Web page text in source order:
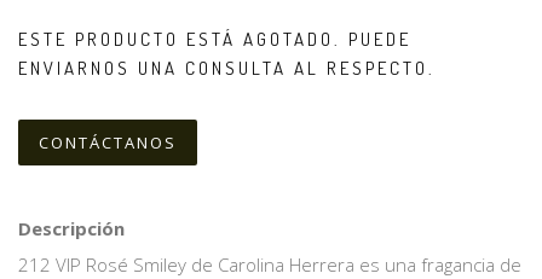
ESTE PRODUCTO ESTÁ AGOTADO. PUEDE
ENVIARNOS UNA CONSULTA AL RESPECTO.
CONTÁCTANOS
Descripción
212 VIP Rosé Smiley de Carolina Herrera es una fragancia de